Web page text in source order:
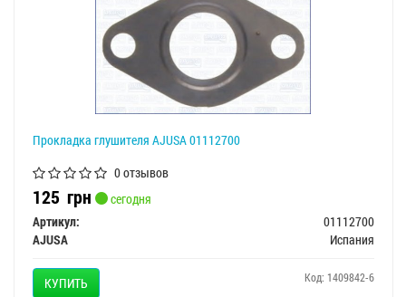
Прокладка глушителя AJUSA 01112700
0 отзывов
125 грн
сегодня
Артикул:
01112700
AJUSA
Испания
КУПИТЬ Код: 1409842-6